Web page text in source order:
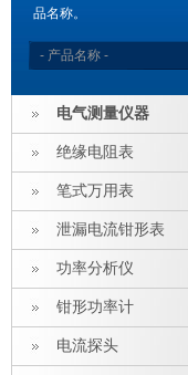
品名称。
电气测量仪器
绝缘电阻表
笔式万用表
泄漏电流钳形表
功率分析仪
钳形功率计
电流探头